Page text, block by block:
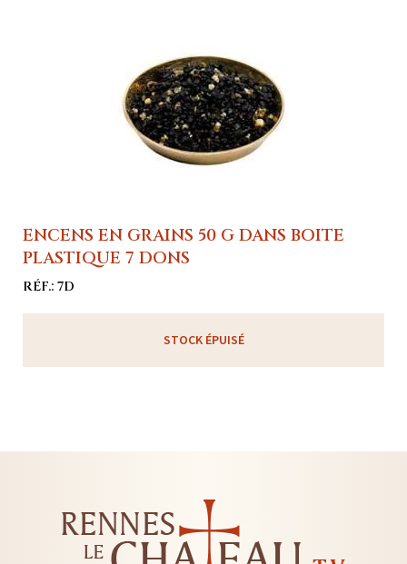
ENCENS EN GRAINS 50 G DANS BOITE
PLASTIQUE 7 DONS
RÉF.: 7D
STOCK ÉPUISÉ